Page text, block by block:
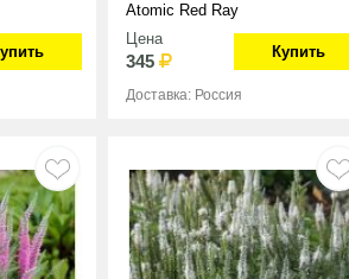
Atomic Red Ray
Цена
345 Купить
Доставка: Россия